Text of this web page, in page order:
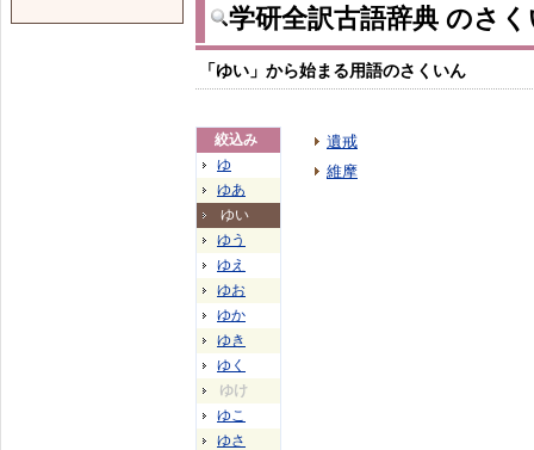
学研全訳古語辞典 のさ
「ゆい」から始まる用語のさくいん
絞込み
ゆ
ゆあ
ゆい
ゆう
ゆえ
ゆお
ゆか
ゆき
ゆく
ゆけ
ゆこ
ゆさ
遺戒
維摩